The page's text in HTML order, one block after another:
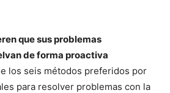
que sus problemas
de forma proactiva
los seis métodos preferidos por
para resolver problemas con la